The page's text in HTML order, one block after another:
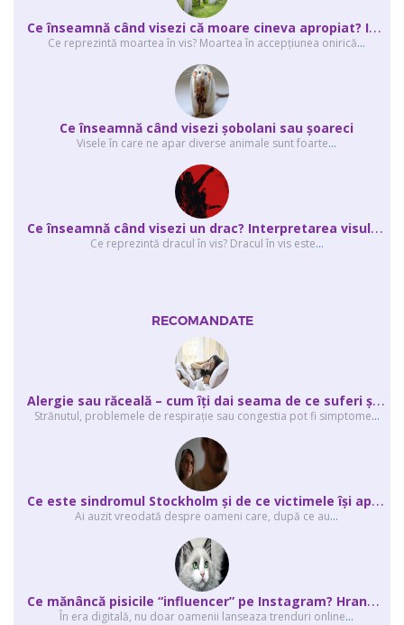
C
e înseamnă când visezi că moare cineva apropiat? Interpretarea visului în ...
Ce reprezintă moartea în vis? Moartea în accepţiunea onirică...
Ce înseamnă când visezi şobolani sau şoareci
Visele în care ne apar diverse animale sunt foarte...
C
e înseamnă când visezi un drac? Interpretarea visului în care apar unul sau...
Ce reprezintă dracul în vis? Dracul în vis este...
RECOMANDATE
A
lergie sau răceală – cum îţi dai seama de ce suferi și de ce conteaz...
Strănutul, problemele de respirație sau congestia pot fi simptome...
C
e este sindromul Stockholm și de ce victimele își apără agresorii.
Ai auzit vreodată despre oameni care, după ce au...
C
e mănâncă pisicile “influencer” pe Instagram? Hrana lor virală
În era digitală, nu doar oamenii lanseaza trenduri online...